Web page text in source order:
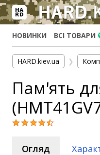
Вхід|Реєстрація×
(097)-938-03-73
HARD.KIEV.UA
Послуги
Повернення / Обмін
Комп'ютери
Моноблоки
НОВИНКИ ВСІ ТОВАРИ
HARD.kiev.ua ❯
Пам'ять
Огляд